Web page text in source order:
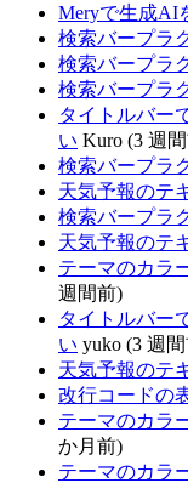
Meryで生成AI
検索バープラ
検索バープラ
検索バープラ
タイトルバー
い Kuro (3 週
検索バープラ
天気予報のテ
検索バープラ
天気予報のテ
テーマのカラ
週間前)
タイトルバー
い yuko (3 週
天気予報のテ
改行コードの
テーマのカラ
か月前)
テーマのカラ